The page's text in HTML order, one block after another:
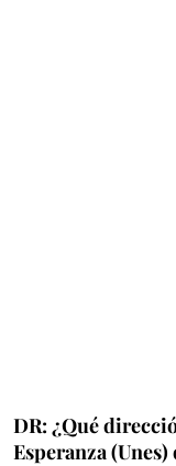
DR: ¿Qué
Esperanza